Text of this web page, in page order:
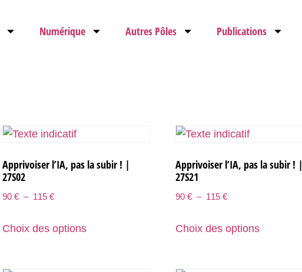
Numérique Autres Pôles Publications
Apprivoiser l’IA, pas la subir ! |
27S02
90 € – 115 €
Choix des options
Apprivoiser l’IA, pas la subir ! |
27S21
90€ – 115€
Choix des options